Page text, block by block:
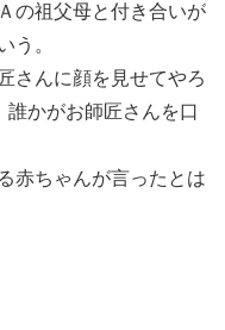
の祖父母と付き合いが
う。
さんに顔を見せてやろ
かがお師匠さんを口
赤ちゃんが言ったとは